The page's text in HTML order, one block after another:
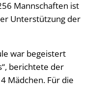
Mannschaften ist
Unterstützung der
war begeistert
berichtete der
Mädchen. Für die